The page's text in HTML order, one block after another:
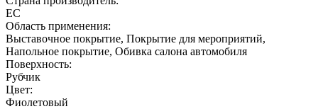
ЕС
Область применения:
Выставочное покрытие, Покрытие для мероприятий,
Напольное покрытие, Обивка салона автомобиля
Поверхность:
Рубчик
Цвет:
Фиолетовый